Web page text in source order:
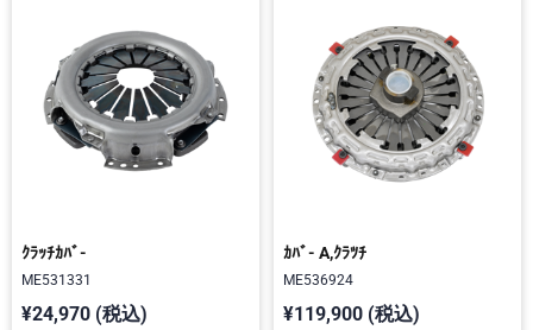
ｸﾗｯﾁｶﾊﾞ-
ME531331
¥24,970 (税込)
ｶﾊﾞ- A,ｸﾗﾂﾁ
ME536924
¥119,900 (税込)